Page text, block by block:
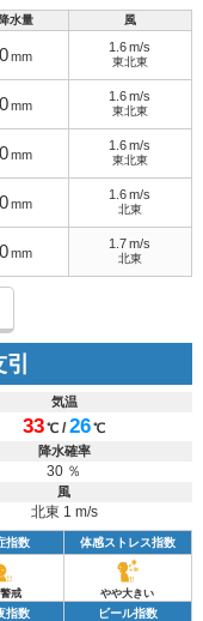
降水量 風
0 mm
1.6 m/s
東北東
0 mm
1.6 m/s
東北東
0 mm
1.6 m/s
東北東
0 mm
1.6 m/s
北東
0 mm
1.7 m/s
北東
気温
33℃ /26℃
降水確率
30 ％
風
北東 1 m/s
指数 体感ストレス指数
戒 やや大きい
指数 ビール指数